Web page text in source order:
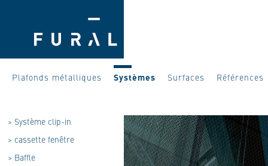
Plafonds métalliques Systèmes Surfaces Références
> Système clip-in
> cassette fenêtre
> Baffle